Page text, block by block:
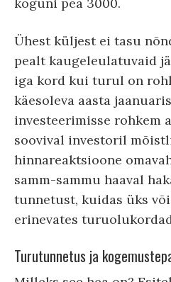
Ühest küljest ei tasu
pealt kaugeleulatuvaid
iga kord kui turul on
käesoleva aasta
investeerimisse rohkem
soovival investoril
hinnareaktsioone
samm-sammu haaval
tunnetust, kuidas üks
erinevates
Turutunnetus ja